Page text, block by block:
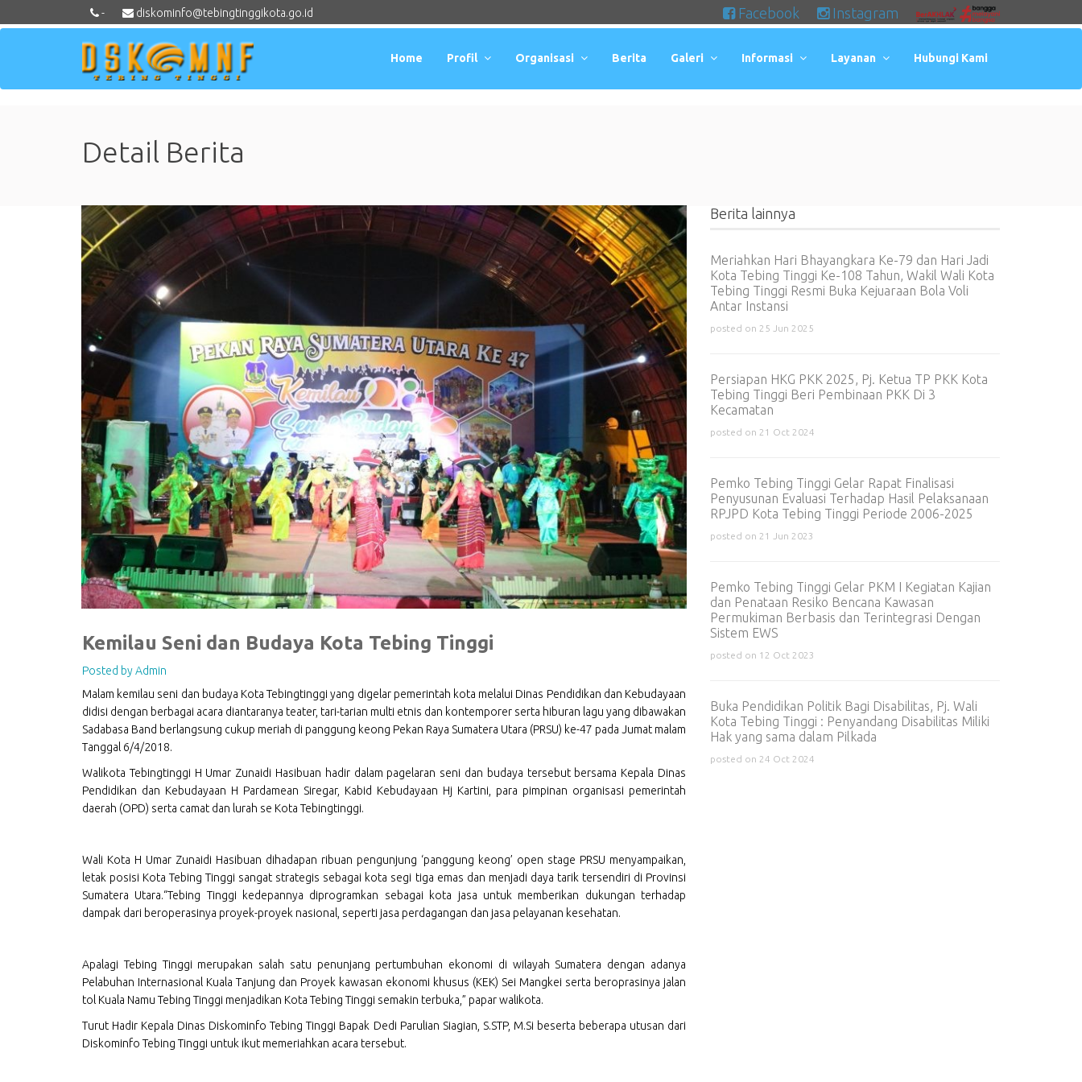
- diskominfo@tebingtinggikota.go.id Facebook Instagram
Home Profil Organisasi Berita Galeri Informasi Layanan Hubungi Kami
Detail Berita
Kemilau Seni dan Budaya Kota Tebing Tinggi
Posted by Admin
Malam kemilau seni dan budaya Kota Tebingtinggi yang digelar pemerintah kota melalui Dinas Pendidikan dan Kebudayaan
didisi dengan berbagai acara diantaranya teater, tari-tarian multi etnis dan kontemporer serta hiburan lagu yang dibawakan
Sadabasa Band berlangsung cukup meriah di panggung keong Pekan Raya Sumatera Utara (PRSU) ke-47 pada Jumat malam
Tanggal 6/4/2018.
Walikota Tebingtinggi H Umar Zunaidi Hasibuan hadir dalam pagelaran seni dan budaya tersebut bersama Kepala Dinas
Pendidikan dan Kebudayaan H Pardamean Siregar, Kabid Kebudayaan Hj Kartini, para pimpinan organisasi pemerintah
daerah (OPD) serta camat dan lurah se Kota Tebingtinggi.
Wali Kota H Umar Zunaidi Hasibuan dihadapan ribuan pengunjung ‘panggung keong’ open stage PRSU menyampaikan,
letak posisi Kota Tebing Tinggi sangat strategis sebagai kota segi tiga emas dan menjadi daya tarik tersendiri di Provinsi
Sumatera Utara.“Tebing Tinggi kedepannya diprogramkan sebagai kota jasa untuk memberikan dukungan terhadap
dampak dari beroperasinya proyek-proyek nasional, seperti jasa perdagangan dan jasa pelayanan kesehatan.
Apalagi Tebing Tinggi merupakan salah satu penunjang pertumbuhan ekonomi di wilayah Sumatera dengan adanya
Pelabuhan Internasional Kuala Tanjung dan Proyek kawasan ekonomi khusus (KEK) Sei Mangkei serta beroprasinya jalan
tol Kuala Namu Tebing Tinggi menjadikan Kota Tebing Tinggi semakin terbuka,” papar walikota.
Turut Hadir Kepala Dinas Diskominfo Tebing Tinggi Bapak Dedi Parulian Siagian, S.STP, M.Si beserta beberapa utusan dari
Diskominfo Tebing Tinggi untuk ikut memeriahkan acara tersebut.
Berita lainnya
Meriahkan Hari Bhayangkara Ke-79 dan Hari Jadi
Kota Tebing Tinggi Ke-108 Tahun, Wakil Wali Kota
Tebing Tinggi Resmi Buka Kejuaraan Bola Voli
Antar Instansi
posted on 25 Jun 2025
Persiapan HKG PKK 2025, Pj. Ketua TP PKK Kota
Tebing Tinggi Beri Pembinaan PKK Di 3
Kecamatan
posted on 21 Oct 2024
Pemko Tebing Tinggi Gelar Rapat Finalisasi
Penyusunan Evaluasi Terhadap Hasil Pelaksanaan
RPJPD Kota Tebing Tinggi Periode 2006-2025
posted on 21 Jun 2023
Pemko Tebing Tinggi Gelar PKM I Kegiatan Kajian
dan Penataan Resiko Bencana Kawasan
Permukiman Berbasis dan Terintegrasi Dengan
Sistem EWS
posted on 12 Oct 2023
Buka Pendidikan Politik Bagi Disabilitas, Pj. Wali
Kota Tebing Tinggi : Penyandang Disabilitas Miliki
Hak yang sama dalam Pilkada
posted on 24 Oct 2024